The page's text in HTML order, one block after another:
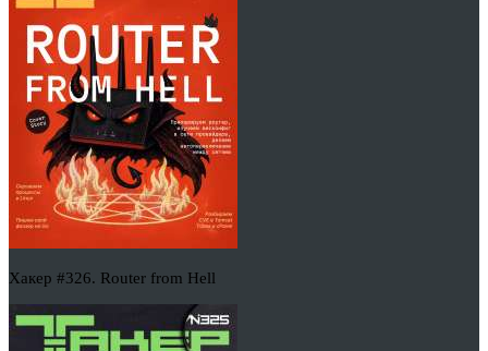
Хакер #326. Router from Hell